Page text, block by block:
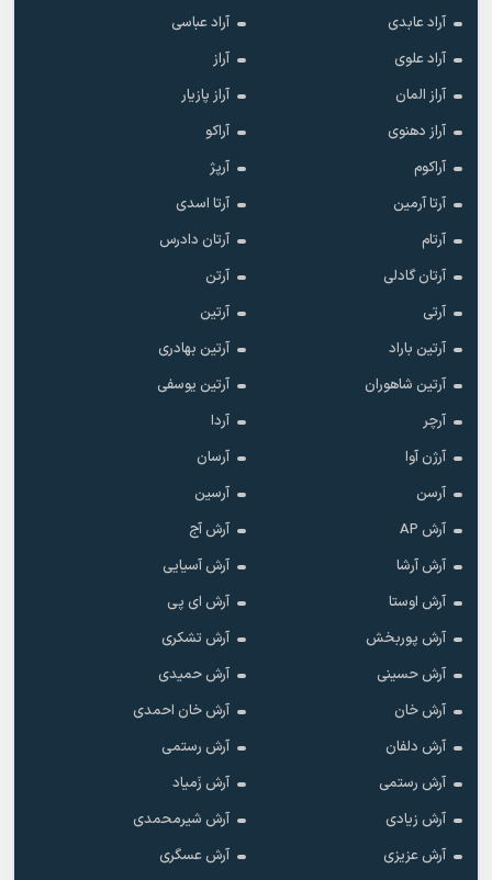
آراد عابدی
آراد عباسی
آراد علوی
آراز
آراز المان
آراز پازیار
آراز دهنوی
آراکو
آراکوم
آرپژ
آرتا آرمین
آرتا اسدی
آرتام
آرتان دادرس
آرتان گادلی
آرتن
آرتی
آرتین
آرتین باراد
آرتین بهادری
آرتین شاهوران
آرتین یوسفی
آرچر
آردا
آرژن آوا
آرسان
آرسن
آرسین
آرش AP
آرش آج
آرش آرشا
آرش آسیایی
آرش اوستا
آرش ای پی
آرش پوربخش
آرش تشکری
آرش حسینی
آرش حمیدی
آرش خان
آرش خان احمدی
آرش دلفان
آرش رستمى
آرش رستمی
آرش زَمیاد
آرش زیادی
آرش شیرمحمدی
آرش عزیزی
آرش عسگری